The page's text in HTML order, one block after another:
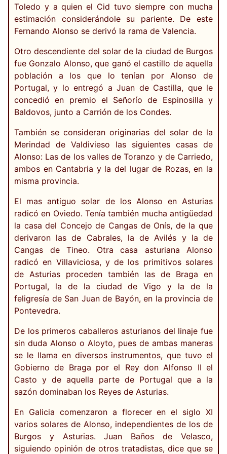
Toledo y a quien el Cid tuvo siempre con mucha
estimación considerándole su pariente. De este
Fernando Alonso se derivó la rama de Valencia.
Otro descendiente del solar de la ciudad de Burgos
fue Gonzalo Alonso, que ganó el castillo de aquella
población a los que lo tenían por Alonso de
Portugal, y lo entregó a Juan de Castilla, que le
concedió en premio el Señorío de Espinosilla y
Baldovos, junto a Carrión de los Condes.
También se consideran originarias del solar de la
Merindad de Valdivieso las siguientes casas de
Alonso: Las de los valles de Toranzo y de Carriedo,
ambos en Cantabria y la del lugar de Rozas, en la
misma provincia.
El mas antiguo solar de los Alonso en Asturias
radicó en Oviedo. Tenía también mucha antigüedad
la casa del Concejo de Cangas de Onís, de la que
derivaron las de Cabrales, la de Avilés y la de
Cangas de Tineo. Otra casa asturiana Alonso
radicó en Villaviciosa, y de los primitivos solares
de Asturias proceden también las de Braga en
Portugal, la de la ciudad de Vigo y la de la
feligresía de San Juan de Bayón, en la provincia de
Pontevedra.
De los primeros caballeros asturianos del linaje fue
sin duda Alonso o Aloyto, pues de ambas maneras
se le llama en diversos instrumentos, que tuvo el
Gobierno de Braga por el Rey don Alfonso II el
Casto y de aquella parte de Portugal que a la
sazón dominaban los Reyes de Asturias.
En Galicia comenzaron a florecer en el siglo XI
varios solares de Alonso, independientes de los de
Burgos y Asturias. Juan Baños de Velasco,
siguiendo opinión de otros tratadistas, dice que se